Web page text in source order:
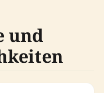
und